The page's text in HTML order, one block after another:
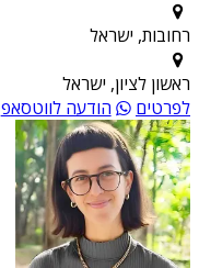
רחובות, ישראל
ראשון לציון, ישראל
לפרטים
הודעה לווטסאפ